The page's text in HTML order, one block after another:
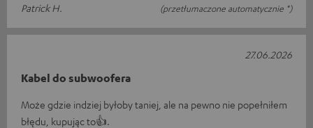
Patrick H.
(przetłumaczone automatycznie *)
Kabel do subwoofera
Może gdzie indziej byłoby taniej, ale na pewno nie popełniłem
błędu, kupując to👍.
27.06.2026